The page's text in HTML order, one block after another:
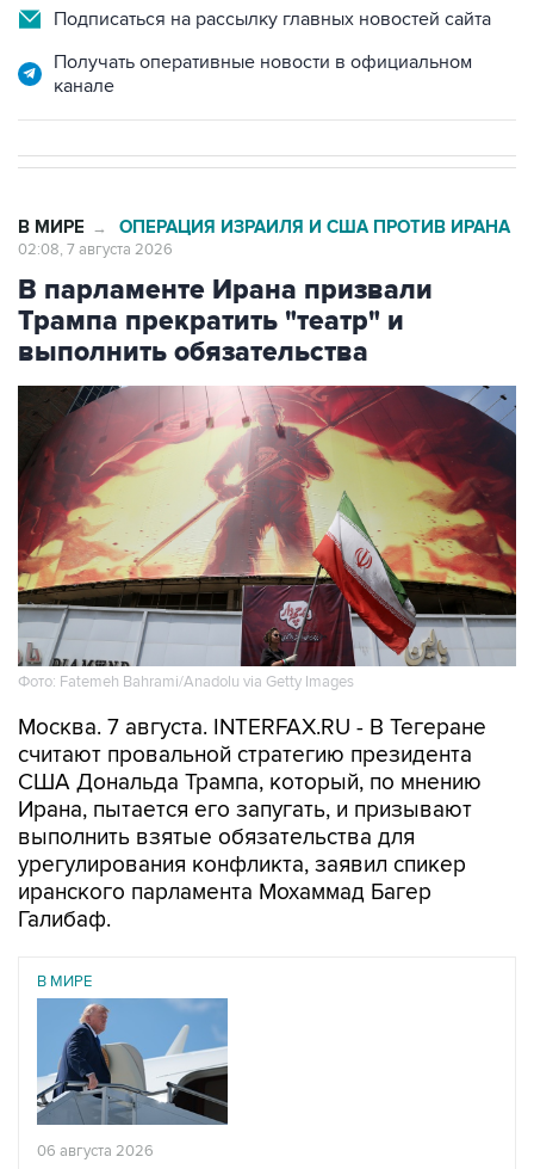
Подписаться на рассылку главных новостей сайта
Получать оперативные новости в официальном
канале
В МИРЕ → ОПЕРАЦИЯ ИЗРАИЛЯ И США ПРОТИВ ИРАНА
02:08, 7 августа 2026
В парламенте Ирана призвали
Трампа прекратить "театр" и
выполнить обязательства
Фото: Fatemeh Bahrami/Anadolu via Getty Images
Москва. 7 августа. INTERFAX.RU - В Тегеране
считают провальной стратегию президента
США Дональда Трампа, который, по мнению
Ирана, пытается его запугать, и призывают
выполнить взятые обязательства для
урегулирования конфликта, заявил спикер
иранского парламента Мохаммад Багер
Галибаф.
В МИРЕ
06 августа 2026